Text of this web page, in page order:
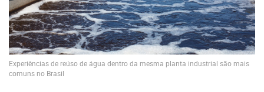
Experiências de reúso de água dentro da mesma planta industrial são mais
comuns no Brasil